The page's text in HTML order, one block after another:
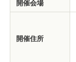
開催会場
開催住所